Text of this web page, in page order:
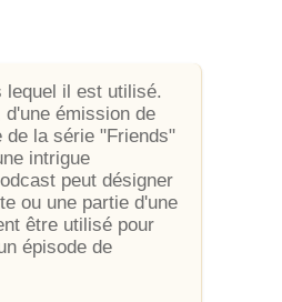
lequel il est utilisé.
émission de
de la série "Friends"
intrigue
peut désigner
ou une partie d'une
être utilisé pour
épisode de